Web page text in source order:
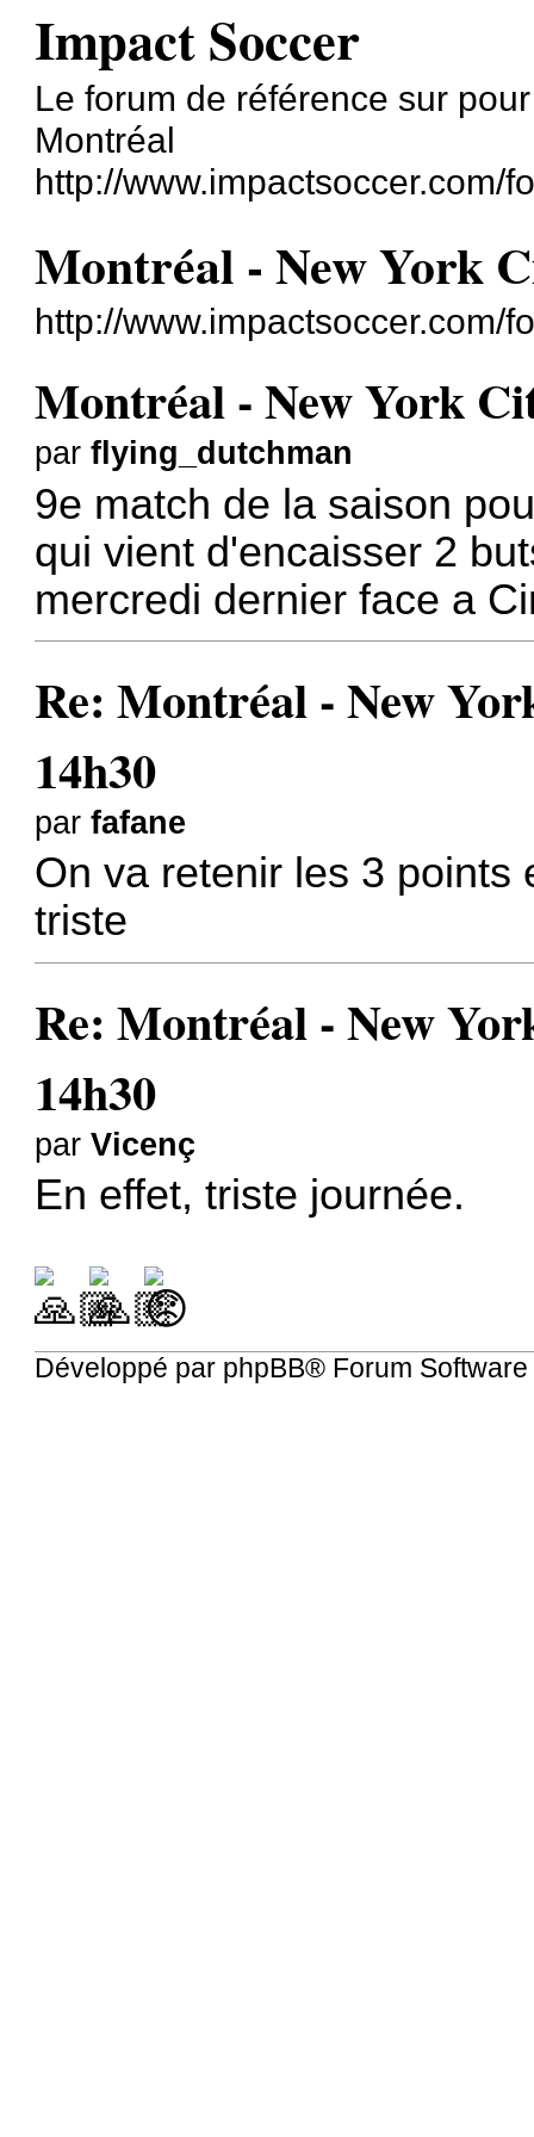
Impact Soccer
Le forum de référence sur
Montréal
http://www.impactsoccer.com/
Montréal - New York
http://www.impactsoccer.com/
Montréal - New York
parflying_dutchman
9e match de la saison
qui vient d'encaisser 2
mercredi dernier face a
Re: Montréal - New
14h30
parfafane
On va retenir les 3 points
triste
Re: Montréal - New
14h30
parVicenç
En effet, triste journée.
Développé par phpBB® Forum